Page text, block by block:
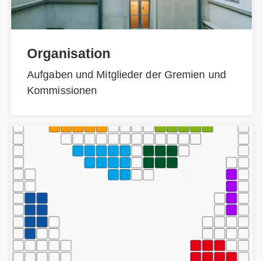
Organisation
Aufgaben und Mitglieder der Gremien und
Kommissionen